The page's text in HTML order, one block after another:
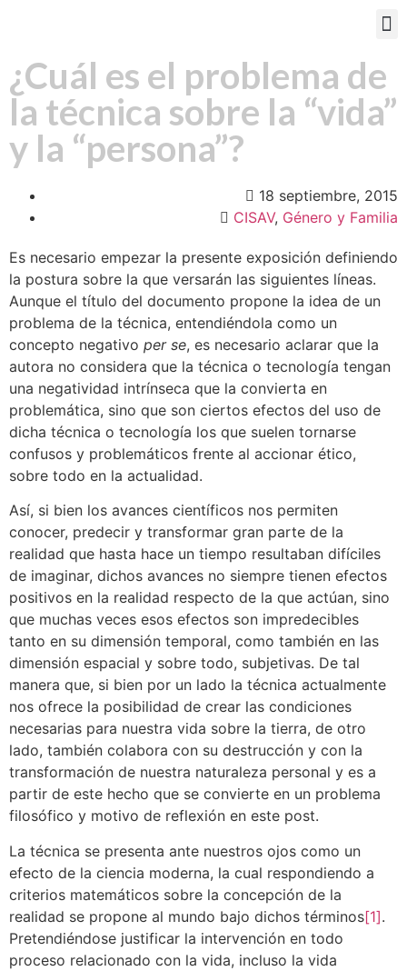
¿Cuál es el problema de
la técnica sobre la “vida”
y la “persona”?
18 septiembre, 2015
CISAV, Género y Familia
Es necesario empezar la presente exposición definiendo
la postura sobre la que versarán las siguientes líneas.
Aunque el título del documento propone la idea de un
problema de la técnica, entendiéndola como un
concepto negativo per se, es necesario aclarar que la
autora no considera que la técnica o tecnología tengan
una negatividad intrínseca que la convierta en
problemática, sino que son ciertos efectos del uso de
dicha técnica o tecnología los que suelen tornarse
confusos y problemáticos frente al accionar ético,
sobre todo en la actualidad.
Así, si bien los avances científicos nos permiten
conocer, predecir y transformar gran parte de la
realidad que hasta hace un tiempo resultaban difíciles
de imaginar, dichos avances no siempre tienen efectos
positivos en la realidad respecto de la que actúan, sino
que muchas veces esos efectos son impredecibles
tanto en su dimensión temporal, como también en las
dimensión espacial y sobre todo, subjetivas. De tal
manera que, si bien por un lado la técnica actualmente
nos ofrece la posibilidad de crear las condiciones
necesarias para nuestra vida sobre la tierra, de otro
lado, también colabora con su destrucción y con la
transformación de nuestra naturaleza personal y es a
partir de este hecho que se convierte en un problema
filosófico y motivo de reflexión en este post.
La técnica se presenta ante nuestros ojos como un
efecto de la ciencia moderna, la cual respondiendo a
criterios matemáticos sobre la concepción de la
realidad se propone al mundo bajo dichos términos[1].
Pretendiéndose justificar la intervención en todo
proceso relacionado con la vida, incluso la vida